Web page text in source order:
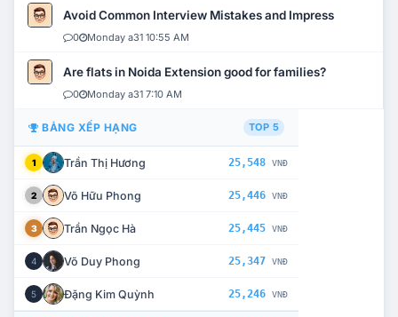
Avoid Common Interview Mistakes and Impress
0 Monday a31 10:55 AM
Are flats in Noida Extension good for families?
0 Monday a31 7:10 AM
BẢNG XẾP HẠNG TOP 5
1 Trần Thị Hương 25,548 VNĐ
2 Võ Hữu Phong 25,446 VNĐ
3 Trần Ngọc Hà 25,445 VNĐ
4 Võ Duy Phong 25,347 VNĐ
5 Đặng Kim Quỳnh 25,246 VNĐ